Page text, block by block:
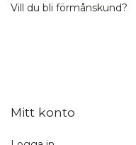
Vill du bli förmånskund?
Mitt konto